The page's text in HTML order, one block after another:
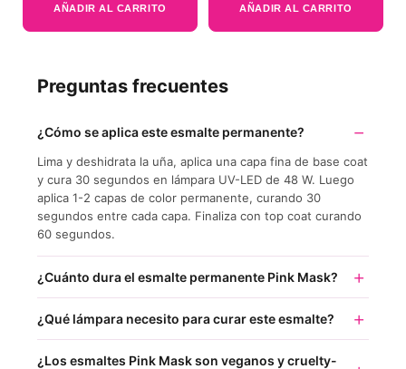
AÑADIR AL CARRITO AÑADIR AL CARRITO
Preguntas frecuentes
¿Cómo se aplica este esmalte permanente?
Lima y deshidrata la uña, aplica una capa fina de base coat
y cura 30 segundos en lámpara UV-LED de 48 W. Luego
aplica 1-2 capas de color permanente, curando 30
segundos entre cada capa. Finaliza con top coat curando
60 segundos.
¿Cuánto dura el esmalte permanente Pink Mask?
¿Qué lámpara necesito para curar este esmalte?
¿Los esmaltes Pink Mask son veganos y cruelty-